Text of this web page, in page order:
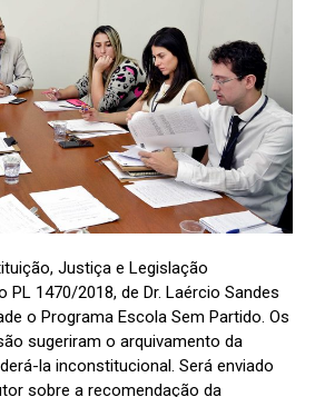
Justiça e Legislação
PL 1470/2018, de Dr. Laércio Sandes
o Programa Escola Sem Partido. Os
sugeriram o arquivamento da
la inconstitucional. Será enviado
sobre a recomendação da